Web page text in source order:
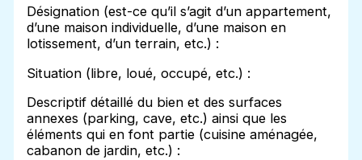
Désignation (est-ce qu’il s’agit d’un appartement,
d’une maison individuelle, d’une maison en
lotissement, d’un terrain, etc.) :
Situation (libre, loué, occupé, etc.) :
Descriptif détaillé du bien et des surfaces
annexes (parking, cave, etc.) ainsi que les
éléments qui en font partie (cuisine aménagée,
cabanon de jardin, etc.) :